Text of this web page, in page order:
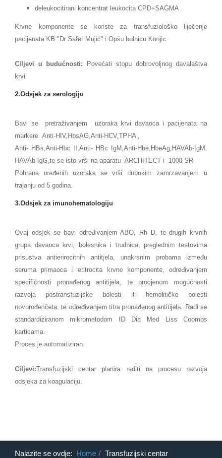
deleukocitirani koncentrat leukocita CPD+SAGMA
Krvne komponente se koriste za transfuziološko liječenje
pacijenata KB "Dr Safet Mujić" i Opšu bolnicu Konjic.
Ciljevi u budućnosti: Povećati stopu dobrovoljnog davalaštva
krvi.
2.Odsjek za serologiju
Bavi se pretraživanjem uzoraka krvi davaoca i pacijenata na
markere Anti-HIV,HbsAG,Anti-HCV,TPHA ,
Anti- HBs,Anti-Hbc II,Anti- HBc IgM,Anti-Hbe,HbeAg,HAVAb-IgM,
HAVAb-IgG,te se isto vrši na aparatu ARCHITECT i 1000 SR
Pohrana urađenih uzoraka se vrši dubokim zamrzavanjem u
trajanju od 5 godina.
3.Odsjek za imunohematologiju
Ovaj odsjek se bavi određivanjem ABO, Rh D, te drugih krvnih
grupa davaoca krvi, bolesnika i trudnica, preglednim testovima
prisustva antierirocitnih antitjela, unakrsnim probama između
seruma primaoca i eritrocita krvne komponente, određivanjem
specifičnosti pronađenog antitijela, te procjenom mogućnosti
razvoja postransfuzijske bolesti ili hemolitičke bolesti
novorođenčeta, te određivanjem titra pronađenog antitijela. Radi se
standardiziranom mikrometodom ID Dia Med Liss Coombs
karticama.
Proces je automatiziran.
Ciljevi:Transfuzijski centar planira raditi na procesu razvoja
odsjeka za koagulaciju.
Nalazite se ovdje: Home Transfuzijski centar